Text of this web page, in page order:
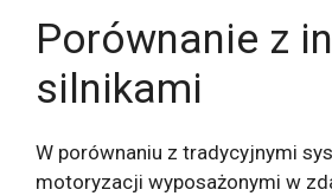
Porównanie z
silnikami
W porównaniu z tradycyjnymi
motoryzacji wyposażonymi w